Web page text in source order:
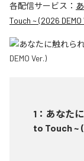
各配信サービス：
Touch ~ (2026 DEMO
1 ： あなた
to Touch ~